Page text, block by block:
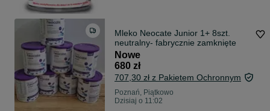
Mleko Neocate Junior 1+ 8szt.
neutralny- fabrycznie zamknięte
Nowe
680 zł
707,30 zł z Pakietem Ochronnym
Poznań, Piątkowo
Dzisiaj o 11:02